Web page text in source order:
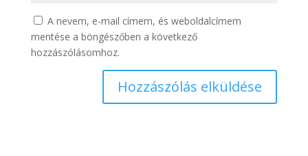
A nevem, e-mail címem, és weboldalcímem
mentése a böngészőben a következő
hozzászólásomhoz.
Hozzászólás elküldése